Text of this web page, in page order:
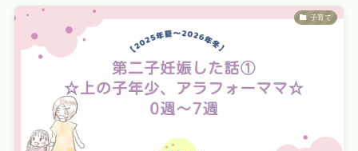
子育て